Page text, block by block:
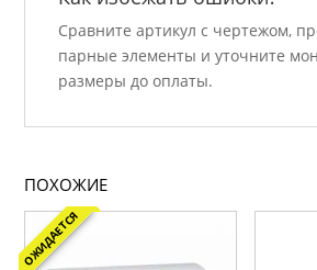
Сравните артикул с чертежом,
парные элементы и уточните
размеры до оплаты.
ПОХОЖИЕ
ОЖИДАЕТСЯ